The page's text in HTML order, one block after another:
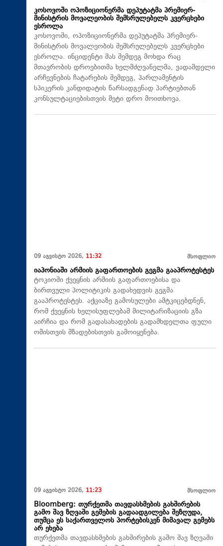
კოსოვოში ოპოზიციონერმა დეპუტატმა პრემიერ-
მინისტრის მოვალეობის შემსრულებელს კვერცხები
ესროლა
კოსოვოში, ოპოზიციონერმა დეპუტატმა პრემიერ-
მინისტრის მოვალეობის შემსრულებელს კვერცხები
ესროლა. ინციდენტი მას შემდეგ მოხდა რაც
მთავრობის დროებითმა ხელმძღვანელმა, ვადამდელი
არჩევნების ჩატარების შემდეგ, პარლამენტის
სპიკერის კანდიდატის წარსადგენად პარტიებთან
კონსულტაციებისთვის მეტი დრო მოითხოვა.
09 აგვისტო 2026, 11:32 მსოფლიო
იაპონიაში არმიის გაფართოების გეგმა გააპროტესტეს
ტოკიოში ქვეყნის არმიის გაფართოებისა და
ბირთვული პოლიტიკის გადახედვის გეგმა
გააპროტესტეს. აქციაზე გამოსულები ამტკიცებდნენ,
რომ ქვეყნის ხელისუფლებამ მილიტარიზაციის გზა
აირჩია და რომ გადასახადების გადამხდელთა ფული
ომისთვის მზადებისთვის გამოიყენება.
09 აგვისტო 2026, 11:23 მსოფლიო
Bloomberg: თურქეთმა თავდასხმების გახშირების
გამო შავ ზღვაში გემების გადაადგილება შეზღუდა,
თუმცა ეს საქართველოს პორტებისკენ მიმავალ გემებს
არ ეხება
თურქეთმა თავდასხმების გახშირების გამო შავ ზღვაში